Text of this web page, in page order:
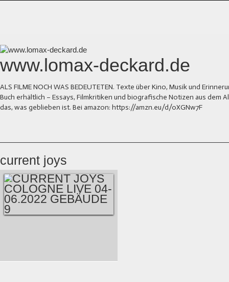
www.lomax-deckard.de
ALS FILME NOCH WAS BEDEUTETEN. Texte über Kino, Musik und
Buch erhältlich – Essays, Filmkritiken und biografische Notizen aus dem
das, was geblieben ist. Bei amazon: https://amzn.eu/d/0XGNw7F
current joys
COLOGNE LIVE 04-